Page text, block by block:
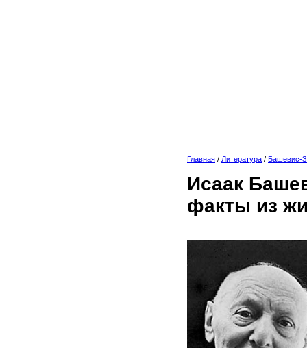
Главная / Литература / Башевис-
Исаак
факты из